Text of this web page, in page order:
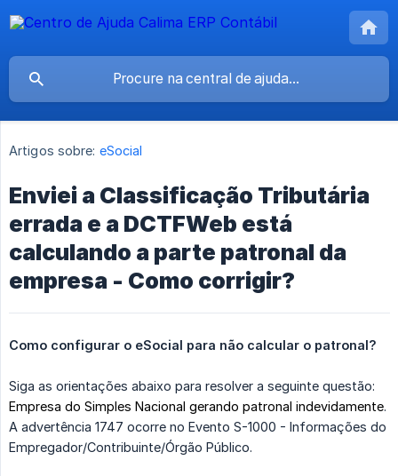
Artigos sobre: eSocial
Enviei a Classificação Tributária
errada e a DCTFWeb está
calculando a parte patronal da
empresa - Como corrigir?
Como configurar o eSocial para não calcular o patronal?
Siga as orientações abaixo para resolver a seguinte questão:
Empresa do Simples Nacional gerando patronal indevidamente.
A advertência 1747 ocorre no Evento S-1000 - Informações do
Empregador/Contribuinte/Órgão Público.